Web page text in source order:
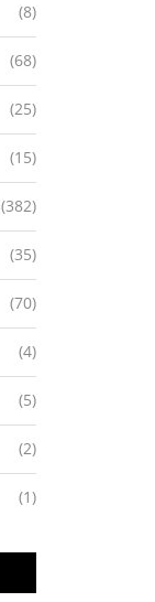
(8)
(68)
(25)
(15)
(382)
(35)
(70)
(4)
(5)
(2)
(1)